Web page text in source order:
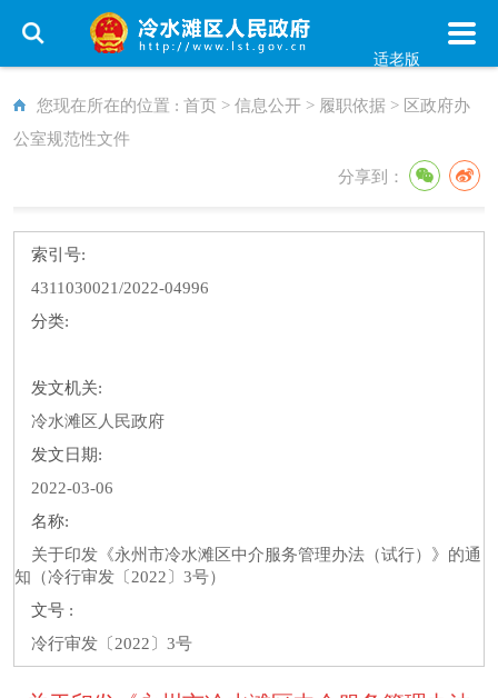
适老版
您现在所在的位置 : 首页 > 信息公开 > 履职依据 > 区政府办
公室规范性文件
分享到：
索引号:
4311030021/2022-04996
分类:
发文机关:
冷水滩区人民政府
发文日期:
2022-03-06
名称:
关于印发《永州市冷水滩区中介服务管理办法（试行）》的通
知（冷行审发〔2022〕3号）
文号 :
冷行审发〔2022〕3号